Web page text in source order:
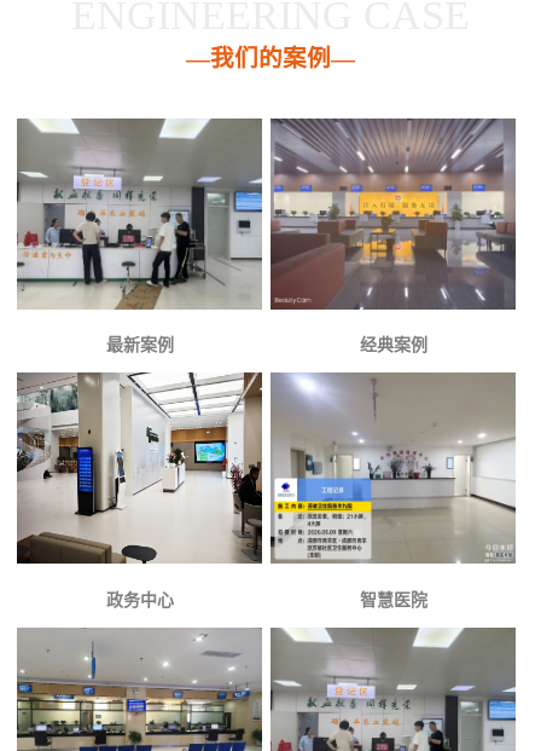
—我们的案例—
最新案例 经典案例
政务中心 智慧医院